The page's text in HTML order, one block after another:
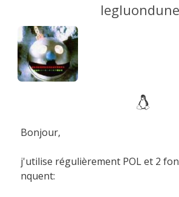
Bonjour,
j'utilise régulièrement POL et 2
nquent: